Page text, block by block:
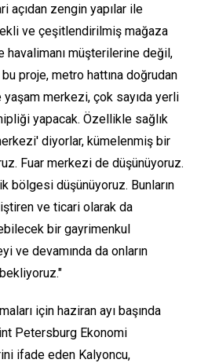
açıdan zengin yapılar ile
ve çeşitlendirilmiş mağaza
havalimanı müşterilerine değil,
proje, metro hattına doğrudan
yaşam merkezi, çok sayıda yerli
yapacak. Özellikle sağlık
diyorlar, kümelenmiş bir
Fuar merkezi de düşünüyoruz.
bölgesi düşünüyoruz. Bunların
ve ticari olarak da
bir gayrimenkul
ve devamında da onların
için haziran ayı başında
Petersburg Ekonomi
ifade eden Kalyoncu,